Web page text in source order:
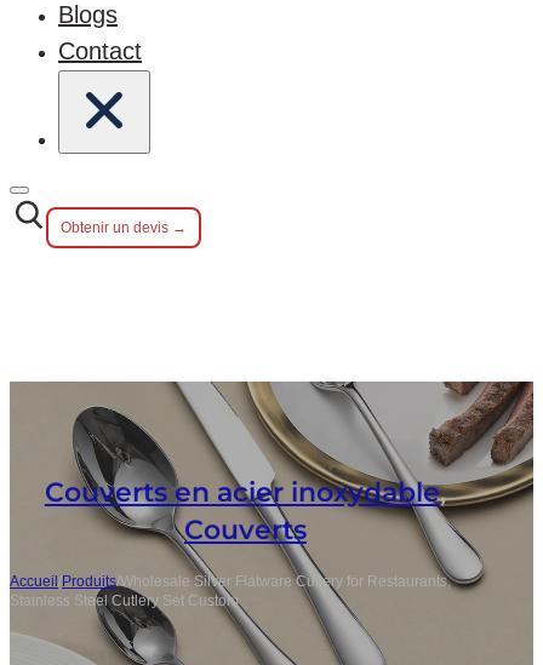
Blogs
Contact
Obtenir un devis →
Couverts en acier inoxydable,
Couverts
Accueil/Produits/Wholesale Silver Flatware Cutlery for Restaurants,
Stainless Steel Cutlery Set Custom